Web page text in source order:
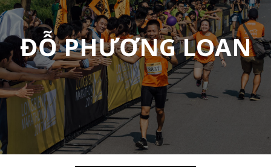
ĐỖ PHƯƠNG LOAN